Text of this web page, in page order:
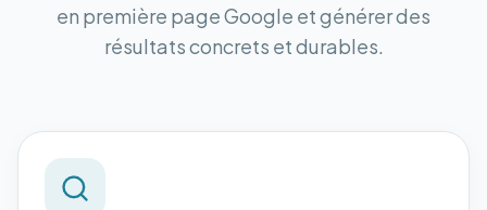
en première page Google et générer des
résultats concrets et durables.